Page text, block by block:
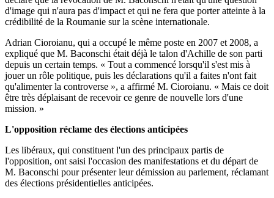
d'image qui n'aura pas d'impact et qui ne fera que porter atteinte à la
crédibilité de la Roumanie sur la scène internationale.
Adrian Cioroianu, qui a occupé le même poste en 2007 et 2008, a
expliqué que M. Baconschi était déjà le talon d'Achille de son parti
depuis un certain temps. « Tout a commencé lorsqu'il s'est mis à
jouer un rôle politique, puis les déclarations qu'il a faites n'ont fait
qu'alimenter la controverse », a affirmé M. Cioroianu. « Mais ce doit
être très déplaisant de recevoir ce genre de nouvelle lors d'une
mission. »
L'opposition réclame des élections anticipées
Les libéraux, qui constituent l'un des principaux partis de
l'opposition, ont saisi l'occasion des manifestations et du départ de
M. Baconschi pour présenter leur démission au parlement, réclamant
des élections présidentielles anticipées.